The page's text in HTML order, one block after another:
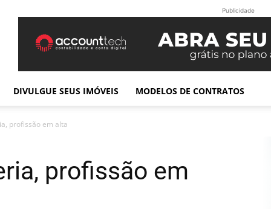
Publicidade
DIVULGUE SEUS IMÓVEIS MODELOS DE CONTRATOS
profissão em alta
profissão em